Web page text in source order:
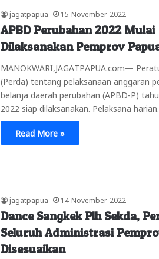
jagatpapua 15 November 2022
APBD Perubahan 2022 Mulai
Dilaksanakan Pemprov
MANOKWARI,JAGATPAPUA.com—
(Perda) tentang pelaksanaan anggaran
belanja daerah perubahan (APBD-P)
2022 siap dilaksanakan. Pelaksana harian…
Read More »
jagatpapua 14 November 2022
Dance Sangkek Plh Sekda,
Seluruh Administrasi
Disesuaikan